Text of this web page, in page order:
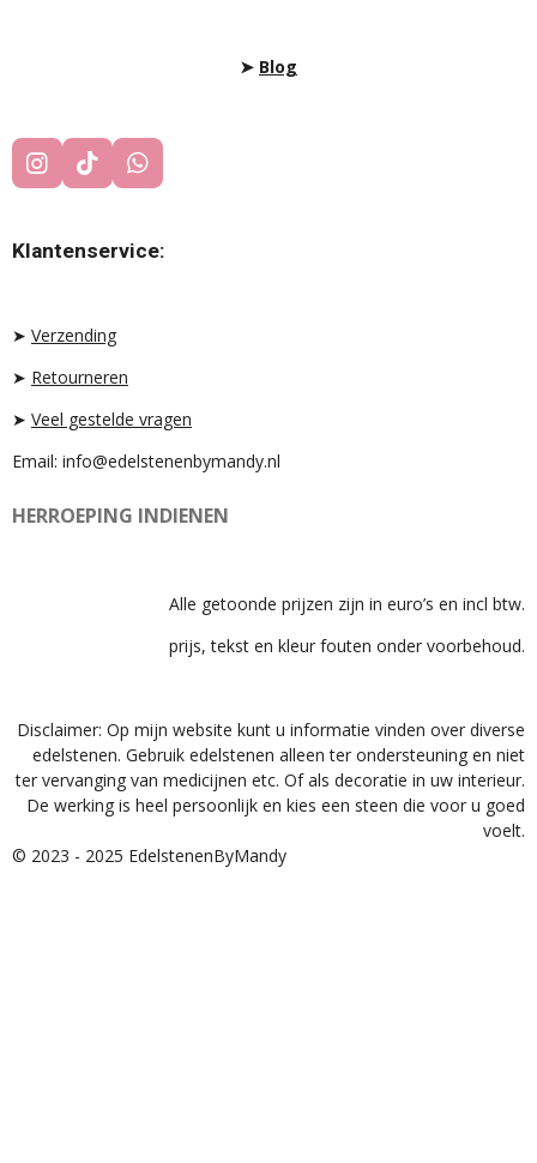
➤ Blog
I
N
T
A
A
T
I
T
O
W
H
T
S
Klantenservice:
➤ Verzending
➤ Retourneren
➤ Veel gestelde vragen
Email: info@edelstenenbymandy.nl
HERROEPING INDIENEN
Alle getoonde prijzen zijn in euro’s en incl btw.
prijs, tekst en kleur fouten onder voorbehoud.
Disclaimer: Op mijn website kunt u informatie vinden over diverse
edelstenen. Gebruik edelstenen alleen ter ondersteuning en niet
ter vervanging van medicijnen etc. Of als decoratie in uw interieur.
De werking is heel persoonlijk en kies een steen die voor u goed
voelt.
© 2023 - 2025 EdelstenenByMandy